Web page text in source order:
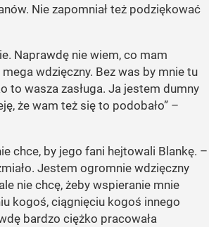
Nie zapomniał też podziękować
Naprawdę nie wiem, co mam
wdzięczny. Bez was by mnie tu
to wasza zasługa. Ja jestem dumny
że wam też się to podobało” –
chce, by jego fani hejtowali Blankę. –
Jestem ogromnie wdzięczny
nie chcę, żeby wspieranie mnie
kogoś, ciągnięciu kogoś innego
bardzo ciężko pracowała